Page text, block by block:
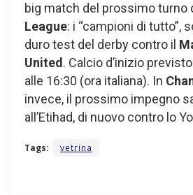
big match del prossimo turno
League: i “campioni di tutto”,
duro test del derby contro il
United. Calcio d’inizio
alle 16:30 (ora italiana). In
invece, il prossimo impegno
all’Etihad, di nuovo contro lo
Tags: vetrina